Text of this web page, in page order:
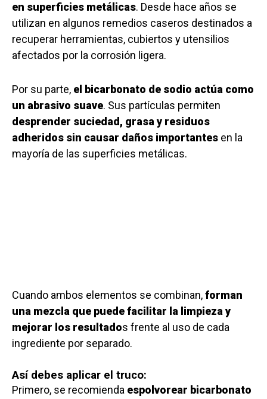
en superficies metálicas. Desde hace años se
utilizan en algunos remedios caseros destinados a
recuperar herramientas, cubiertos y utensilios
afectados por la corrosión ligera.
Por su parte, el bicarbonato de sodio actúa como
un abrasivo suave. Sus partículas permiten
desprender suciedad, grasa y residuos
adheridos sin causar daños importantes en la
mayoría de las superficies metálicas.
Cuando ambos elementos se combinan,forman
una mezcla que puede facilitar la limpieza y
mejorar los resultados frente al uso de cada
ingrediente por separado.
Así debes aplicar el truco:
Primero, se recomienda espolvorear bicarbonato